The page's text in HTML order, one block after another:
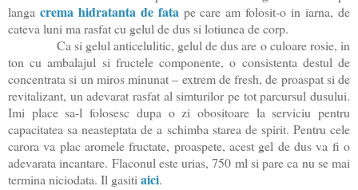
langa crema hidratanta de fatape care am folosit-o in iarna, de
cateva luni ma rasfat cu gelul de dus si lotiunea de corp.
Ca si gelul anticelulitic, gelul de dus are o culoare rosie, in
ton cu ambalajul si fructele componente, o consistenta destul de
concentrata si un miros minunat – extrem de fresh, de proaspat si de
revitalizant, un adevarat rasfat al simturilor pe tot parcursul dusului.
Imi place sa-l folosesc dupa o zi obositoare la serviciu pentru
capacitatea sa neasteptata de a schimba starea de spirit. Pentru cele
carora va plac aromele fructate, proaspete, acest gel de dus va fi o
adevarata incantare. Flaconul este urias, 750 ml si pare ca nu se mai
termina niciodata. Il gasitiaici.